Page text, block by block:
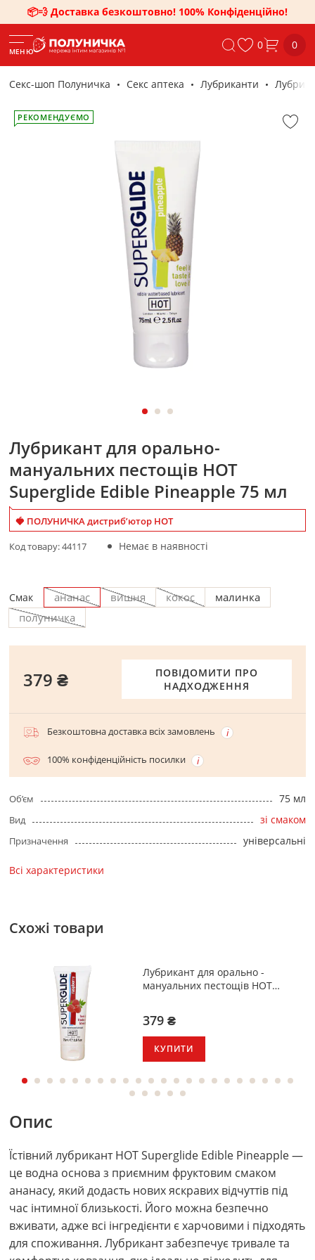
📦💨 Доставка безкоштовно! 100% Конфіденційно!
МЕНЮ 0 0
Секс-шоп Полуничка Секс аптека Лубриканти
РЕКОМЕНДУЄМО
Лубрикант для орально-
мануальних пестощів HOT
Superglide Edible Pineapple 75 мл
🍓 ПОЛУНИЧКА дистриб’ютор HOT
Код товару:44117 Немає в наявності
Смак ананас вишня кокос
малинка
полуничка
ПОВІДОМИТИ ПРО
НАДХОДЖЕННЯ
379 ₴
Безкоштовна доставка всіх замовлень
100% конфіденційність посилки
Об’єм 75 мл
Вид зі смаком
Призначення універсальні
Всі характеристики
Схожі товари
Лубрикант для орально -
мануальних пестощів HOT
379 ₴
КУПИТИ
Опис
Їстівний лубрикант HOT Superglide Edible Pineapple —
це водна основа з приємним фруктовим смаком
ананасу, який додасть нових яскравих відчуттів під
час інтимної близькості. Його можна безпечно
вживати, адже всі інгредієнти є харчовими і підходять
для споживання. Лубрикант забезпечує тривале та